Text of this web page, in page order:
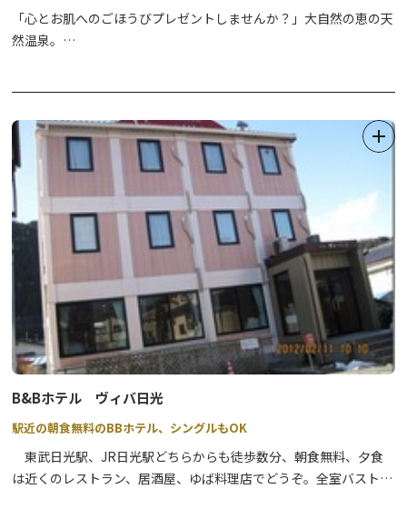
「心とお肌へのごほうびプレゼントしませんか？」大自然の恵の天
然温泉。
案内致して居ります。
B&Bホテル ヴィバ日光
駅近の朝食無料のBBホテル、シングルもOK
東武日光駅、JR日光駅どちらからも徒歩数分、朝食無料、夕食
は近くのレストラン、居酒屋、ゆば料理店でどうぞ。全室バストイ